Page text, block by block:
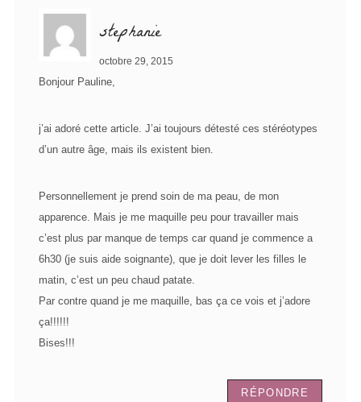
stephanie
octobre 29, 2015
Bonjour Pauline,
j’ai adoré cette article. J’ai toujours détesté ces stéréotypes
d’un autre âge, mais ils existent bien.
Personnellement je prend soin de ma peau, de mon
apparence. Mais je me maquille peu pour travailler mais
c’est plus par manque de temps car quand je commence a
6h30 (je suis aide soignante), que je doit lever les filles le
matin, c’est un peu chaud patate.
Par contre quand je me maquille, bas ça ce vois et j’adore
ça!!!!!!
Bises!!!
RÉPONDRE